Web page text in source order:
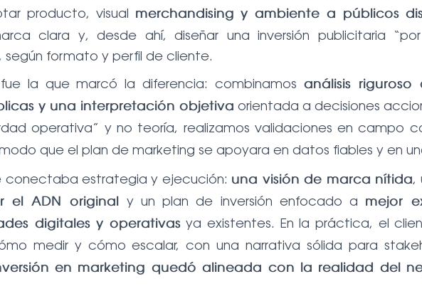
producto, visual
merchandising y ambiente a públicos
clara y, desde ahí, diseñar una inversión publicitaria
según formato y perfil de cliente.
la que marcó la diferencia: combinamosanálisis
y una interpretación objetiva orientada a decisiones
operativa” y no teoría, realizamos validaciones en campo
que el plan de marketing se apoyara en datos fiables y en
conectaba estrategia y ejecución: una visión de marca nítida,
el ADN original y un plan de inversión enfocado a
mejor
digitales y operativasya existentes. En la práctica, el
medir y cómo escalar, con una narrativa sólida para
en marketing quedó alineada con la realidad del